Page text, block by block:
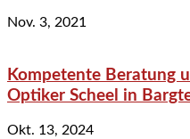
Nov. 3, 2021
Kompetente Beratung
Optiker Scheel in
Okt. 13, 2024